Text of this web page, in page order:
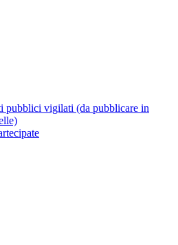
pubblici vigilati (da pubblicare in